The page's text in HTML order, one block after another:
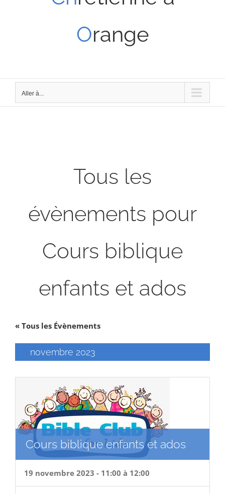
Orange
Aller à...
Tous les
évènements pour
Cours biblique
enfants et ados
« Tous les Évènements
novembre 2023
Cours biblique enfants et ados
19 novembre 2023 - 11:00 à 12:00